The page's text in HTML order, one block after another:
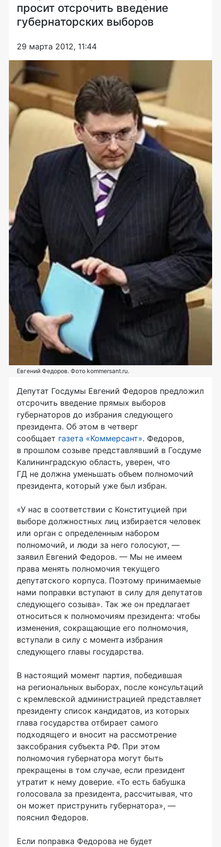
просит отсрочить введение
губернаторских выборов
29 марта 2012, 11:44
Евгений Федоров. Фото kommersant.ru.
Депутат Госдумы Евгений Федоров предложил
отсрочить введение прямых выборов
губернаторов до избрания следующего
президента. Об этом в четверг
сообщает газета «Коммерсант». Федоров,
в прошлом созыве представлявший в Госдуме
Калининградскую область, уверен, что
ГД не должна уменьшать объем полномочий
президента, который уже был избран.
«У нас в соответствии с Конституцией при
выборе должностных лиц избирается человек
или орган с определенным набором
полномочий, и люди за него голосуют, —
заявил Евгений Федоров. — Мы не имеем
права менять полномочия текущего
депутатского корпуса. Поэтому принимаемые
нами поправки вступают в силу для депутатов
следующего созыва». Так же он предлагает
относиться к полномочиям президента: чтобы
изменения, сокращающие его полномочия,
вступали в силу с момента избрания
следующего главы государства.
В настоящий момент партия, победившая
на региональных выборах, после консультаций
с кремлевской администрацией представляет
президенту список кандидатов, из которых
глава государства отбирает самого
подходящего и вносит на рассмотрение
заксобрания субъекта РФ. При этом
полномочия губернатора могут быть
прекращены в том случае, если президент
утратит к нему доверие. «То есть бабушка
голосовала за президента, рассчитывая, что
он может приструнить губернатора», —
пояснил Федоров.
Если поправка Федорова не будет